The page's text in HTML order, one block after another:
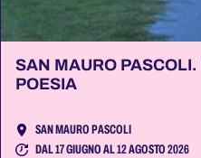
SAN MAURO
POESIA
SAN MAURO PASCOLI
DAL 17 GIUGNO AL 12 AGOSTO 2026